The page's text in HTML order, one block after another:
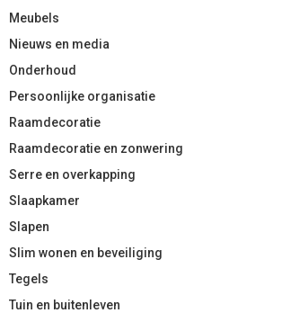
Meubels
Nieuws en media
Onderhoud
Persoonlijke organisatie
Raamdecoratie
Raamdecoratie en zonwering
Serre en overkapping
Slaapkamer
Slapen
Slim wonen en beveiliging
Tegels
Tuin en buitenleven